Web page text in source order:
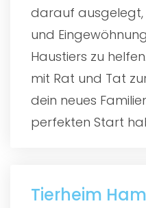
darauf ausgelegt,
und
Haustiers zu
mit Rat und Tat
dein neues
perfekten Start
Tierheim